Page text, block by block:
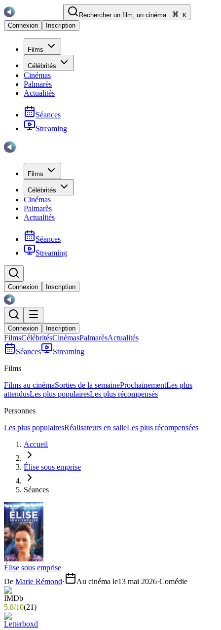
Rechercher un film, un cinéma...
K
Connexion
Inscription
Films
Célébrités
Cinémas
Palmarès
Actualités
Séances
Streaming
Films
Célébrités
Cinémas
Palmarès
Actualités
Séances
Streaming
Connexion Inscription
Connexion Inscription
FilmsCélébritésCinémasPalmarèsActualités
Séances
Streaming
Films
Films au cinémaSorties de la semaineProchainementLes plus
attendusLes plus populairesLes plus récompensés
Personnes
Les plus populairesRéalisateurs en salleLes plus récompensées
Accueil
Élise sous emprise
Séances
Élise sous emprise
De Marie Rémond· Au cinéma le13 mai 2026·Comédie
5.8/10(21)